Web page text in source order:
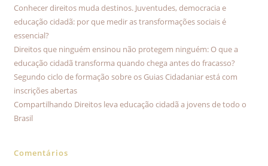
Conhecer direitos muda destinos. Juventudes, democracia e
educação cidadã: por que medir as transformações sociais é
essencial?
Direitos que ninguém ensinou não protegem ninguém: O que a
educação cidadã transforma quando chega antes do fracasso?
Segundo ciclo de formação sobre os Guias Cidadaniar está com
inscrições abertas
Compartilhando Direitos leva educação cidadã a jovens de todo o
Brasil
Comentários